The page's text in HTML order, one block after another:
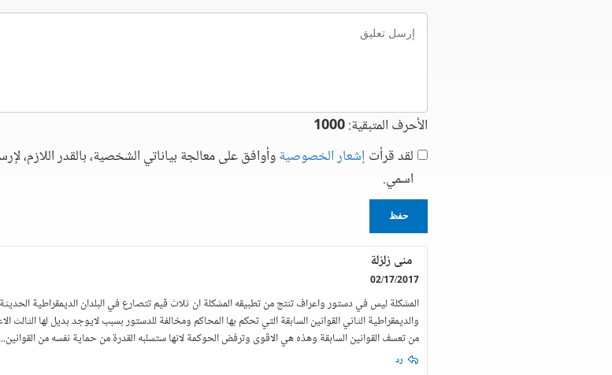
إرسل
تعليق
الأحرف المتبقية:1000
لقد قرأت إشعار الخصوصيةوأوافق على معالجة بياناتي الشخصية، بالقدر اللازم،
اسمي.
حفظ
منى زلزلة
02/17/2017
المشكلة ليس في دستور واعراف تنتج من تطبيقه المشكلة ان ثلاث قيم تتصارع في البلدان الديمقراطية
والديمقراطية الثاني القوانين السابقة التي تحكم بها المحاكم ومخالفة للدستور بسبب لايوجد بديل لها الثالث
من تعسف القوانين السابقة وهذه هي الاقوى وترفض الحوكمة لانها ستسلبه القدرة من حماية نفسه من القوانين
رد